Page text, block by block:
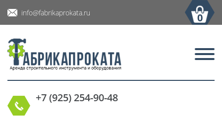
info@fabrikaprokata.ru 0
+7 (925) 254-90-48